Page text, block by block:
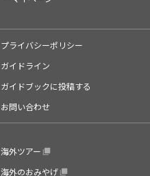
プライバシーポリシー
ガイドライン
ガイドブックに投稿する
お問い合わせ
海外ツアー
海外のおみやげ